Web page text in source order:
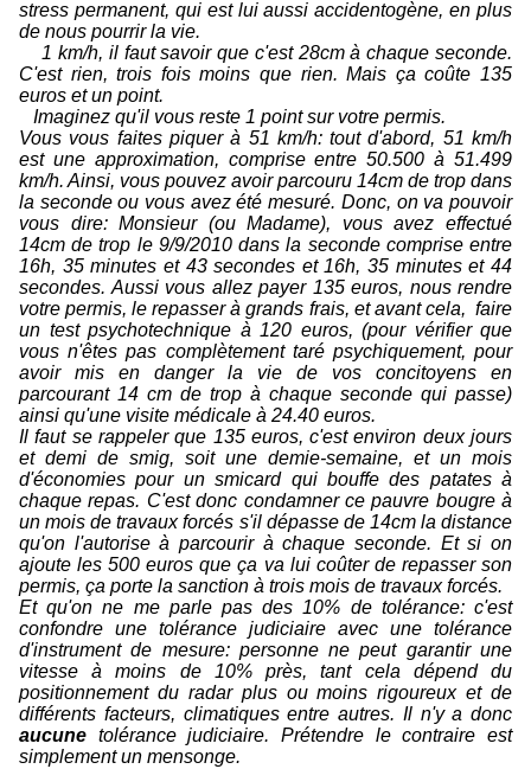
stress permanent, qui est lui aussi accidentogène, en plus
de nous pourrir la vie.
1 km/h, il faut savoir que c'est 28cm à chaque seconde.
C'est rien, trois fois moins que rien. Mais ça coûte 135
euros et un point.
Imaginez qu'il vous reste 1 point sur votre permis.
Vous vous faites piquer à 51 km/h: tout d'abord, 51 km/h
est une approximation, comprise entre 50.500 à 51.499
km/h. Ainsi, vous pouvez avoir parcouru 14cm de trop dans
la seconde ou vous avez été mesuré. Donc, on va pouvoir
vous dire: Monsieur (ou Madame), vous avez effectué
14cm de trop le 9/9/2010 dans la seconde comprise entre
16h, 35 minutes et 43 secondes et 16h, 35 minutes et 44
secondes. Aussi vous allez payer 135 euros, nous rendre
votre permis, le repasser à grands frais, et avant cela, faire
un test psychotechnique à 120 euros, (pour vérifier que
vous n'êtes pas complètement taré psychiquement, pour
avoir mis en danger la vie de vos concitoyens en
parcourant 14 cm de trop à chaque seconde qui passe)
ainsi qu'une visite médicale à 24.40 euros.
Il faut se rappeler que 135 euros, c'est environ deux jours
et demi de smig, soit une demie-semaine, et un mois
d'économies pour un smicard qui bouffe des patates à
chaque repas. C'est donc condamner ce pauvre bougre à
un mois de travaux forcés s'il dépasse de 14cm la distance
qu'on l'autorise à parcourir à chaque seconde. Et si on
ajoute les 500 euros que ça va lui coûter de repasser son
permis, ça porte la sanction à trois mois de travaux forcés.
Et qu'on ne me parle pas des 10% de tolérance: c'est
confondre une tolérance judiciaire avec une tolérance
d'instrument de mesure: personne ne peut garantir une
vitesse à moins de 10% près, tant cela dépend du
positionnement du radar plus ou moins rigoureux et de
différents facteurs, climatiques entre autres. Il n'y a donc
aucune tolérance judiciaire. Prétendre le contraire est
simplement un mensonge.